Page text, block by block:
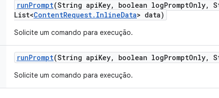
runPrompt(String apiKey, boolean logPromptOnly,
List<ContentRequest. InlineData> data)
Solicite um comando para execução.
runPrompt(String apiKey, boolean logPromptOnly,
Solicite um comando para execução.